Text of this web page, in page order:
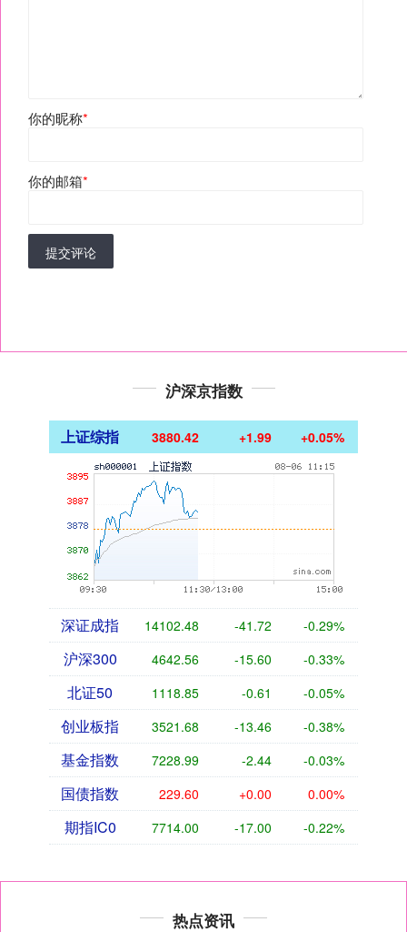
你的昵称*
你的邮箱*
提交评论
沪深京指数
上证综指 3880.42 +1.99 +0.05%
深证成指 14102.48 -41.72 -0.29%
沪深300 4642.56 -15.60 -0.33%
北证50 1118.85 -0.61 -0.05%
创业板指 3521.68 -13.46 -0.38%
基金指数 7228.99 -2.44 -0.03%
国债指数 229.60 +0.00 0.00%
期指IC0 7714.00 -17.00 -0.22%
热点资讯